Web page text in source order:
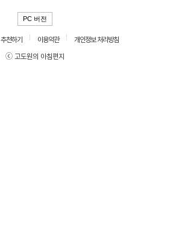
PC 버전
추천하기 이용약관
개인정보 처리방침
ⓒ 고도원의 아침편지